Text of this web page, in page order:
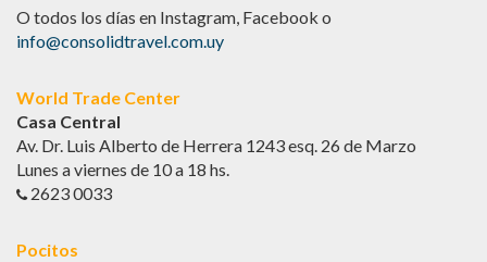
O todos los días en Instagram, Facebook o
info@consolidtravel.com.uy
World Trade Center
Casa Central
Av. Dr. Luis Alberto de Herrera 1243 esq. 26 de Marzo
Lunes a viernes de 10 a 18 hs.
2623 0033
Pocitos